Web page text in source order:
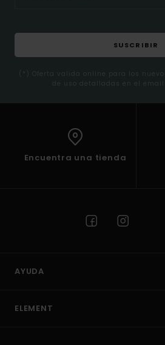
SUSCRIBIR
(*) Oferta valida online para los
de uso detalladas en el
Encuentra una tienda
AYUDA
ELEMENT